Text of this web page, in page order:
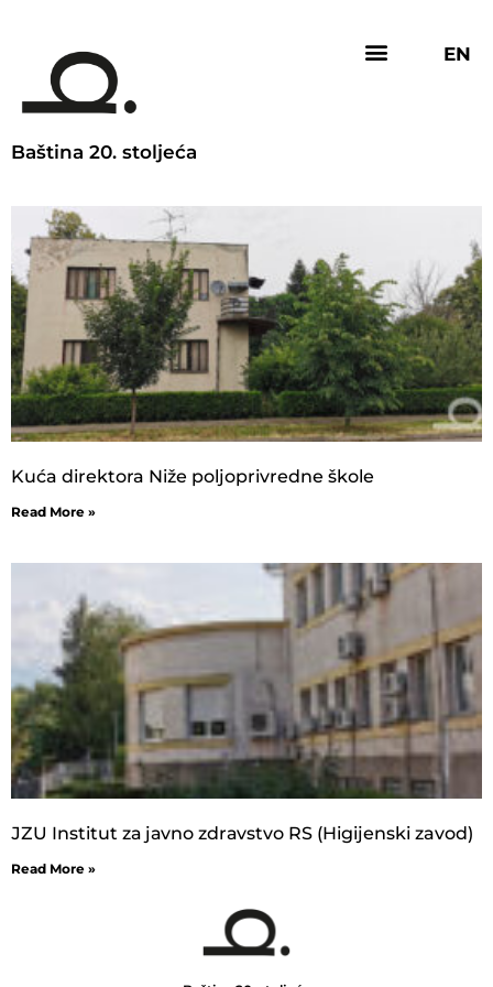
Baština 20. stoljeća
EN
Kuća direktora Niže poljoprivredne škole
Read More »
ЈZU Institut zа јаvnо zdrаvstvо RS (Higijenski zavod)
Read More »